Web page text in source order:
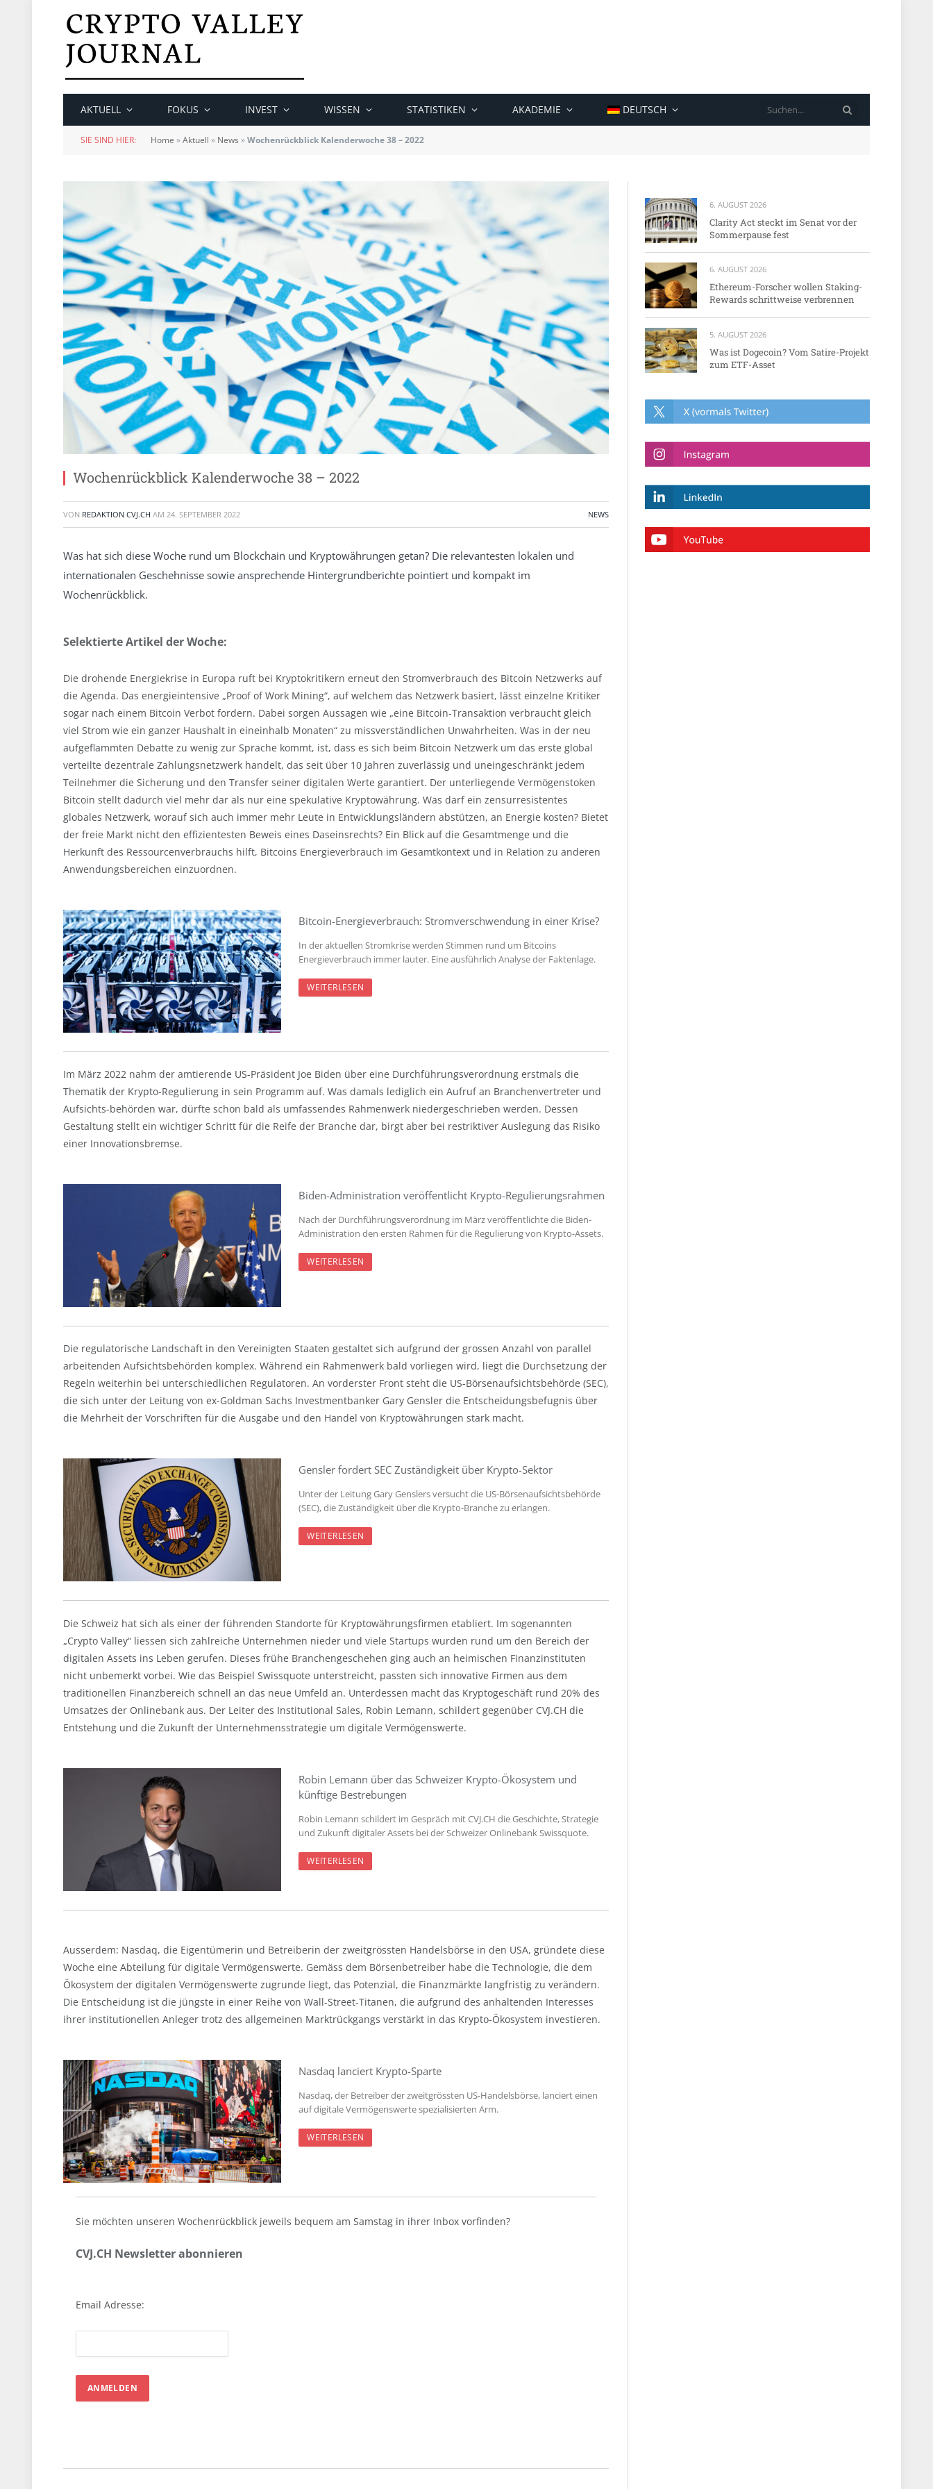
AKTUELL FOKUS INVEST WISSEN STATISTIKEN AKADEMIE DEUTSCH
SIE SIND HIER: Home »Aktuell » News »Wochenrückblick Kalenderwoche 38 – 2022
Wochenrückblick Kalenderwoche 38 – 2022
VON REDAKTION CVJ.CH AM 24. SEPTEMBER 2022 NEWS
Was hat sich diese Woche rund um Blockchain und Kryptowährungen getan? Die relevantesten lokalen und
internationalen Geschehnisse sowie ansprechende Hintergrundberichte pointiert und kompakt im
Wochenrückblick.
Selektierte Artikel der Woche:
Die drohende Energiekrise in Europa ruft bei Kryptokritikern erneut den Stromverbrauch des Bitcoin Netzwerks auf
die Agenda. Das energieintensive „Proof of Work Mining“, auf welchem das Netzwerk basiert, lässt einzelne Kritiker
sogar nach einem Bitcoin Verbot fordern. Dabei sorgen Aussagen wie „eine Bitcoin-Transaktion verbraucht gleich
viel Strom wie ein ganzer Haushalt in eineinhalb Monaten“ zu missverständlichen Unwahrheiten. Was in der neu
aufgeflammten Debatte zu wenig zur Sprache kommt, ist, dass es sich beim Bitcoin Netzwerk um das erste global
verteilte dezentrale Zahlungsnetzwerk handelt, das seit über 10 Jahren zuverlässig und uneingeschränkt jedem
Teilnehmer die Sicherung und den Transfer seiner digitalen Werte garantiert. Der unterliegende Vermögenstoken
Bitcoin stellt dadurch viel mehr dar als nur eine spekulative Kryptowährung. Was darf ein zensurresistentes
globales Netzwerk, worauf sich auch immer mehr Leute in Entwicklungsländern abstützen, an Energie kosten? Bietet
der freie Markt nicht den effizientesten Beweis eines Daseinsrechts? Ein Blick auf die Gesamtmenge und die
Herkunft des Ressourcenverbrauchs hilft, Bitcoins Energieverbrauch im Gesamtkontext und in Relation zu anderen
Anwendungsbereichen einzuordnen.
Bitcoin-Energieverbrauch: Stromverschwendung in einer Krise?
In der aktuellen Stromkrise werden Stimmen rund um Bitcoins
Energieverbrauch immer lauter. Eine ausführlich Analyse der Faktenlage.
WEITERLESEN
Im März 2022 nahm der amtierende US-Präsident Joe Biden über eine Durchführungsverordnung erstmals die
Thematik der Krypto-Regulierung in sein Programm auf. Was damals lediglich ein Aufruf an Branchenvertreter und
Aufsichts-behörden war, dürfte schon bald als umfassendes Rahmenwerk niedergeschrieben werden. Dessen
Gestaltung stellt ein wichtiger Schritt für die Reife der Branche dar, birgt aber bei restriktiver Auslegung das Risiko
einer Innovationsbremse.
Biden-Administration veröffentlicht Krypto-Regulierungsrahmen
Nach der Durchführungsverordnung im März veröffentlichte die Biden-
Administration den ersten Rahmen für die Regulierung von Krypto-Assets.
WEITERLESEN
Die regulatorische Landschaft in den Vereinigten Staaten gestaltet sich aufgrund der grossen Anzahl von parallel
arbeitenden Aufsichtsbehörden komplex. Während ein Rahmenwerk bald vorliegen wird, liegt die Durchsetzung der
Regeln weiterhin bei unterschiedlichen Regulatoren. An vorderster Front steht die US-Börsenaufsichtsbehörde (SEC),
die sich unter der Leitung von ex-Goldman Sachs Investmentbanker Gary Gensler die Entscheidungsbefugnis über
die Mehrheit der Vorschriften für die Ausgabe und den Handel von Kryptowährungen stark macht.
Gensler fordert SEC Zuständigkeit über Krypto-Sektor
Unter der Leitung Gary Genslers versucht die US-Börsenaufsichtsbehörde
(SEC), die Zuständigkeit über die Krypto-Branche zu erlangen.
WEITERLESEN
Die Schweiz hat sich als einer der führenden Standorte für Kryptowährungsfirmen etabliert. Im sogenannten
„Crypto Valley“ liessen sich zahlreiche Unternehmen nieder und viele Startups wurden rund um den Bereich der
digitalen Assets ins Leben gerufen. Dieses frühe Branchengeschehen ging auch an heimischen Finanzinstituten
nicht unbemerkt vorbei. Wie das Beispiel Swissquote unterstreicht, passten sich innovative Firmen aus dem
traditionellen Finanzbereich schnell an das neue Umfeld an. Unterdessen macht das Kryptogeschäft rund 20% des
Umsatzes der Onlinebank aus. Der Leiter des Institutional Sales, Robin Lemann, schildert gegenüber CVJ.CH die
Entstehung und die Zukunft der Unternehmensstrategie um digitale Vermögenswerte.
Robin Lemann über das Schweizer Krypto-Ökosystem und
künftige Bestrebungen
Robin Lemann schildert im Gespräch mit CVJ.CH die Geschichte, Strategie
und Zukunft digitaler Assets bei der Schweizer Onlinebank Swissquote.
WEITERLESEN
Ausserdem: Nasdaq, die Eigentümerin und Betreiberin der zweitgrössten Handelsbörse in den USA, gründete diese
Woche eine Abteilung für digitale Vermögenswerte. Gemäss dem Börsenbetreiber habe die Technologie, die dem
Ökosystem der digitalen Vermögenswerte zugrunde liegt, das Potenzial, die Finanzmärkte langfristig zu verändern.
Die Entscheidung ist die jüngste in einer Reihe von Wall-Street-Titanen, die aufgrund des anhaltenden Interesses
ihrer institutionellen Anleger trotz des allgemeinen Marktrückgangs verstärkt in das Krypto-Ökosystem investieren.
Nasdaq lanciert Krypto-Sparte
Nasdaq, der Betreiber der zweitgrössten US-Handelsbörse, lanciert einen
auf digitale Vermögenswerte spezialisierten Arm.
WEITERLESEN
Sie möchten unseren Wochenrückblick jeweils bequem am Samstag in ihrer Inbox vorfinden?
CVJ.CH Newsletter abonnieren
Email Adresse:
6. AUGUST 2026
Clarity Act steckt im Senat vor der
Sommerpause fest
6. AUGUST 2026
Ethereum-Forscher wollen Staking-
Rewards schrittweise verbrennen
5. AUGUST 2026
Was ist Dogecoin? Vom Satire-Projekt
zum ETF-Asset